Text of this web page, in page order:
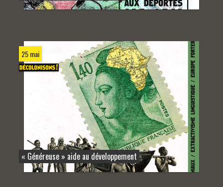
25 mai
« Généreuse » aide au développement